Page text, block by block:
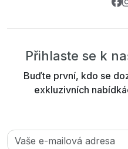
Přihlaste se k
Buďte první, kdo se
exkluzivních